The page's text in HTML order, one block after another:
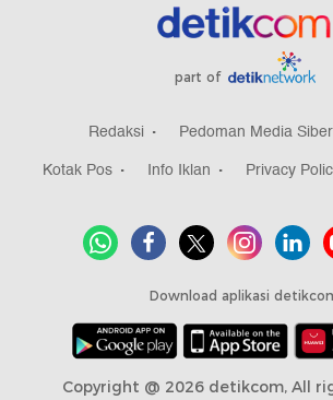
part of
Redaksi Pedoman Media Siber
Kotak Pos
Info Iklan Privacy
Download aplikasi
Copyright @ 2026 detikcom, All